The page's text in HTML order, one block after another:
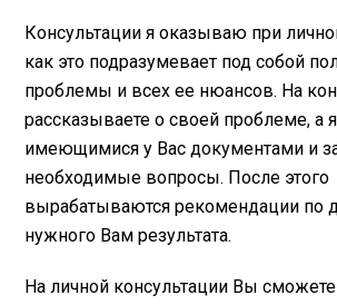
Консультации я оказываю при
как это подразумевает под собой
проблемы и всех ее нюансов. На
рассказываете о своей проблеме, а
имеющимися у Вас документами и
необходимые вопросы. После этого
вырабатываются рекомендации по
нужного Вам результата.
На личной консультации Вы